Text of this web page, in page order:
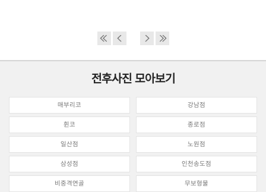
전후사진 모아보기
매부리코 강남점
휜코 종로점
일산점 노원점
삼성점 인천송도점
비중격연골 무보형물